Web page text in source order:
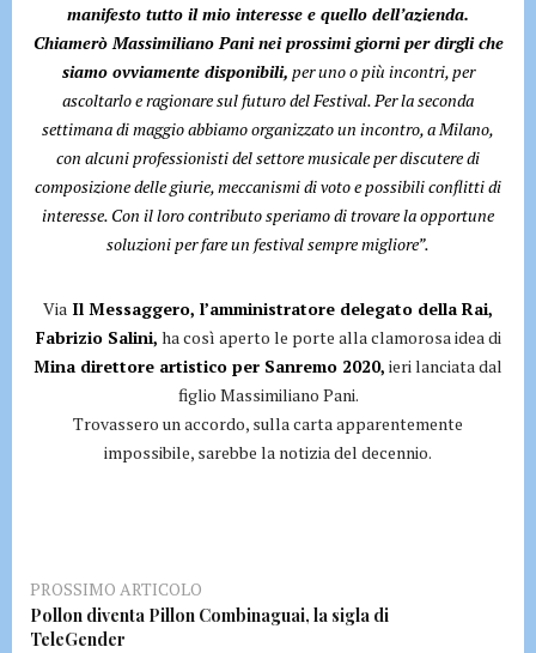
manifesto tutto il mio interesse e quello dell’azienda.
Chiamerò Massimiliano Pani nei prossimi giorni per dirgli che
siamo ovviamente disponibili, per uno o più incontri, per
ascoltarlo e ragionare sul futuro del Festival. Per la seconda
settimana di maggio abbiamo organizzato un incontro, a Milano,
con alcuni professionisti del settore musicale per discutere di
composizione delle giurie, meccanismi di voto e possibili conflitti di
interesse. Con il loro contributo speriamo di trovare la opportune
soluzioni per fare un festival sempre migliore”.
Via Il Messaggero, l’amministratore delegato della Rai,
Fabrizio Salini, ha così aperto le porte alla clamorosa idea di
Mina direttore artistico per Sanremo 2020, ieri lanciata dal
figlio Massimiliano Pani.
Trovassero un accordo, sulla carta apparentemente
impossibile, sarebbe la notizia del decennio.
PROSSIMO ARTICOLO
Pollon diventa Pillon Combinaguai, la sigla di
TeleGender